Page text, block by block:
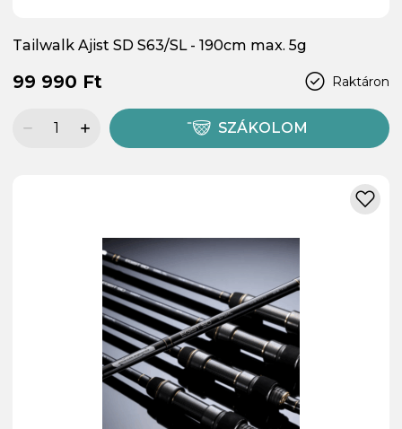
Tailwalk Ajist SD S63/SL - 190cm max. 5g
Raktáron
99 990 Ft
SZÁKOLOM